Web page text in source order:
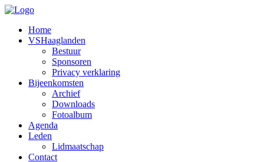
Home
VSHaaglanden
Bestuur
Sponsoren
Privacy verklaring
Bijeenkomsten
Archief
Downloads
Fotoalbum
Agenda
Leden
Lidmaatschap
Contact